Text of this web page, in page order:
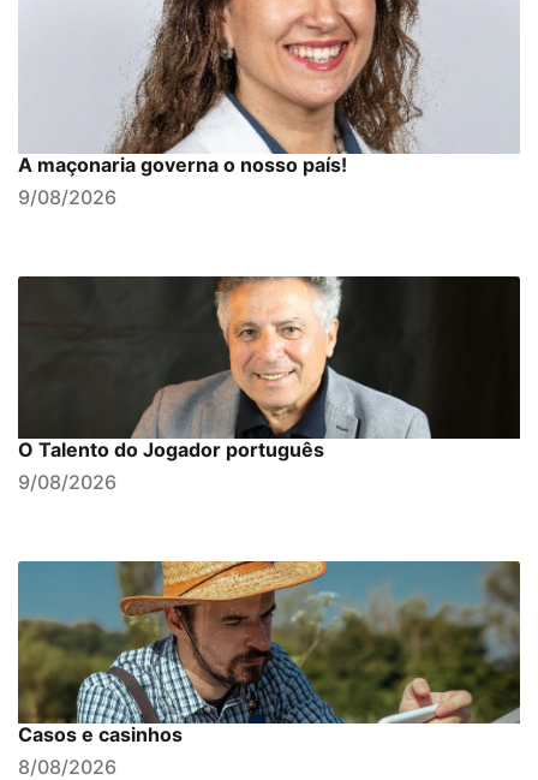
A maçonaria governa o nosso país!
9/08/2026
O Talento do Jogador português
9/08/2026
Casos e casinhos
8/08/2026